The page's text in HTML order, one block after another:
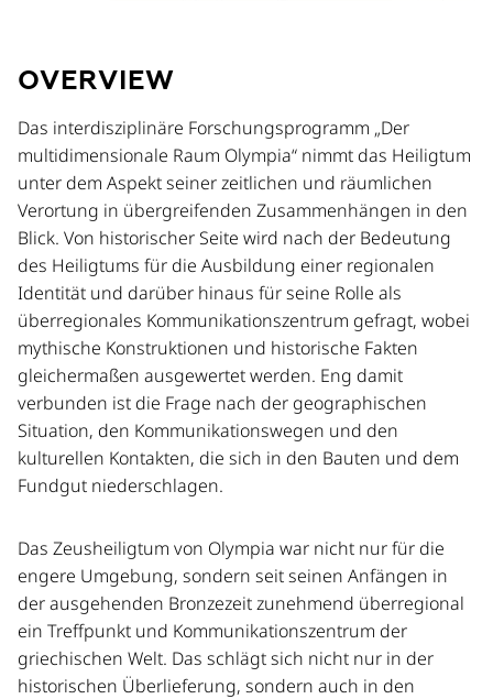
OVERVIEW
Das interdisziplinäre Forschungsprogramm „Der
multidimensionale Raum Olympia“ nimmt das Heiligtum
unter dem Aspekt seiner zeitlichen und räumlichen
Verortung in übergreifenden Zusammenhängen in den
Blick. Von historischer Seite wird nach der Bedeutung
des Heiligtums für die Ausbildung einer regionalen
Identität und darüber hinaus für seine Rolle als
überregionales Kommunikationszentrum gefragt, wobei
mythische Konstruktionen und historische Fakten
gleichermaßen ausgewertet werden. Eng damit
verbunden ist die Frage nach der geographischen
Situation, den Kommunikationswegen und den
kulturellen Kontakten, die sich in den Bauten und dem
Fundgut niederschlagen.
Das Zeusheiligtum von Olympia war nicht nur für die
engere Umgebung, sondern seit seinen Anfängen in
der ausgehenden Bronzezeit zunehmend überregional
ein Treffpunkt und Kommunikationszentrum der
griechischen Welt. Das schlägt sich nicht nur in der
historischen Überlieferung, sondern auch in den